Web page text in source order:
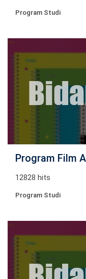
Program Studi
Program Film
12828 hits
Program Studi